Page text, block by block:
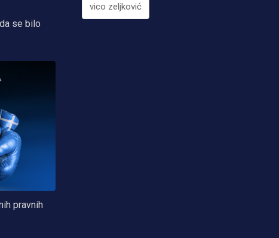
se bilo
pravnih
vico zeljković